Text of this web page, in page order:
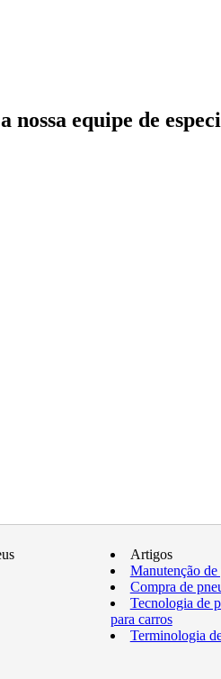
nossa equipe de
Artigos
Manutenção de
Compra de
Tecnologia de
para carros
Terminologia